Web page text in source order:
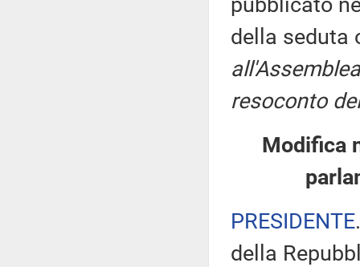
della seduta
resoconto
Modifica
PRESIDENTE
della